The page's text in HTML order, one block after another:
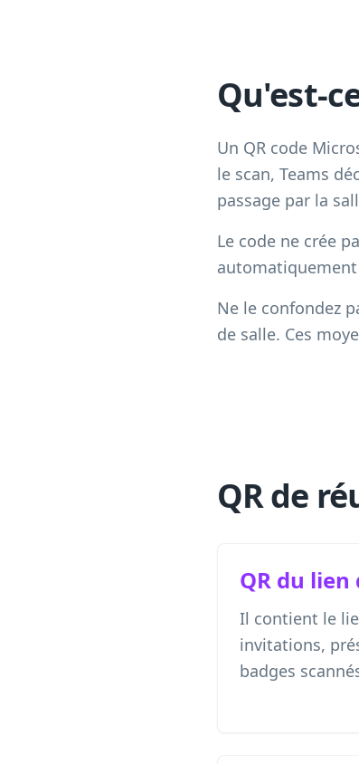
Qu'est-
Un QR code
le scan, Teams
passage par la
Le code ne crée
automatiquement
Ne le confondez
de salle. Ces
QR de
QR du
Il contient le
invitations,
badges